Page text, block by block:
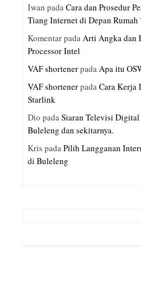
Iwan padaCara dan Prosedur
Tiang Internet di Depan Rumah
KomentarpadaArti Angka dan
Processor Intel
VAF shortenerpadaApa itu
VAF shortenerpadaCara Kerja
Starlink
Dio padaSiaran Televisi
Buleleng dan sekitarnya.
Kris padaPilih Langganan
di Buleleng